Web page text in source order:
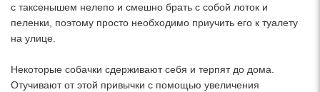
с таксенышем нелепо и смешно брать с собой лоток и
пеленки, поэтому просто необходимо приучить его к туалету
на улице.
Некоторые собачки сдерживают себя и терпят до дома.
Отучивают от этой привычки с помощью увеличения